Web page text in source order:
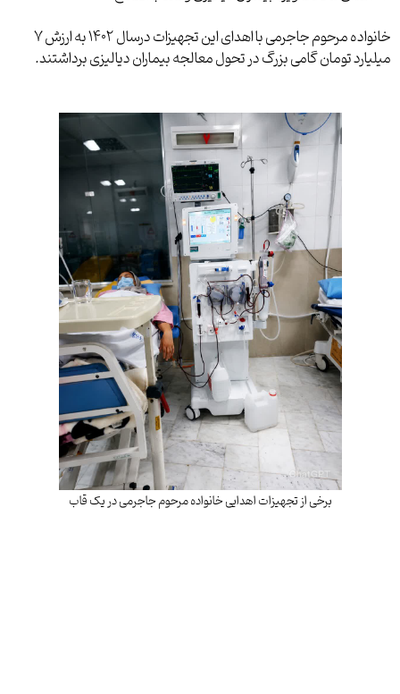
خانواده مرحوم جاجرمی با اهدای این تجهیزات درسال 1402 به ارزش 7
میلیارد تومان گامی بزرگ در تحول معالجه بیماران دیالیزی برداشتند.
برخی از تجهیزات اهدایی خانواده مرحوم جاجرمی در یک قاب